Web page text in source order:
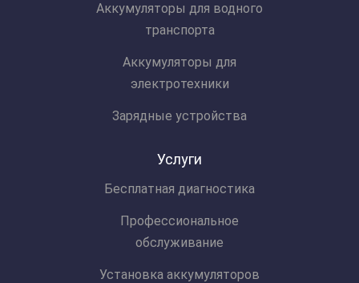
Аккумуляторы для водного
транспорта
Аккумуляторы для
электротехники
Зарядные устройства
Услуги
Бесплатная диагностика
Профессиональное
обслуживание
Установка аккумуляторов